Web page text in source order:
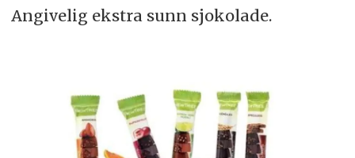
Angivelig ekstra sunn sjokolade.